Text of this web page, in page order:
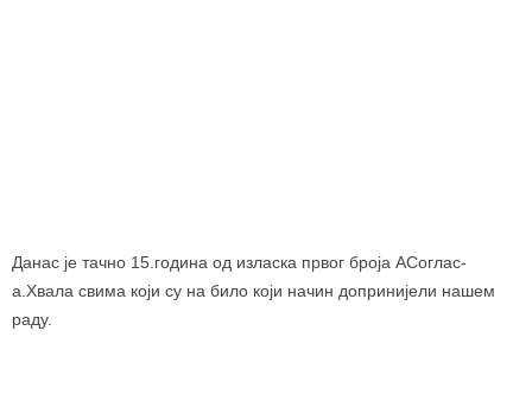
Данас је тачно 15.година од изласка првог броја АСоглас-
а.Хвала свима који су на било који начин допринијели нашем
раду.